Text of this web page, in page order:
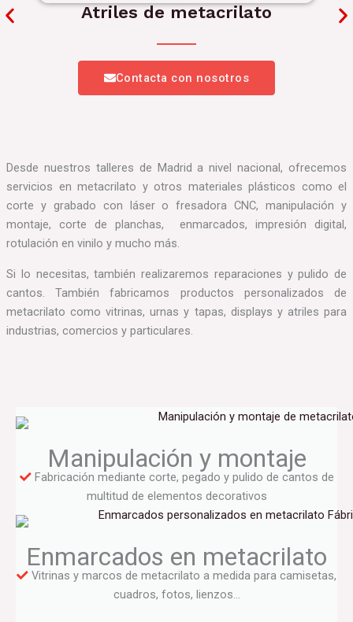
Atriles de metacrilato
Contacta con nosotros
Desde nuestros talleres de Madrid a nivel nacional, ofrecemos
servicios en metacrilato y otros materiales plásticos como el
corte y grabado con láser o fresadora CNC, manipulación y
montaje, corte de planchas, enmarcados, impresión digital,
rotulación en vinilo y mucho más.
Si lo necesitas, también realizaremos reparaciones y pulido de
cantos. También fabricamos productos personalizados de
metacrilato como vitrinas, urnas y tapas, displays y atriles para
industrias, comercios y particulares.
Manipulación y montaje
Fabricación mediante corte, pegado y pulido de cantos de
multitud de elementos decorativos
Enmarcados en metacrilato
Vitrinas y marcos de metacrilato a medida para camisetas,
cuadros, fotos, lienzos…